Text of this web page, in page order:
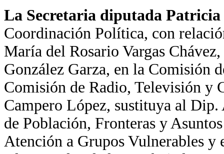
La Secretaria diputada
Coordinación Política, con
María del Rosario Vargas
González Garza, en la Comisión
Comisión de Radio, Televisión y
Campero López, sustituya al
de Población, Fronteras y
Atención a Grupos Vulnerables y